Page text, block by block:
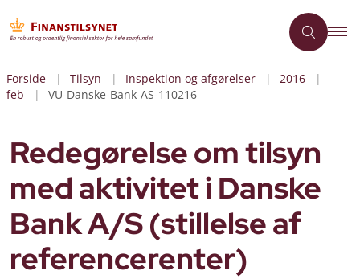
Forside Tilsyn Inspektion og afgørelser
2016
feb
VU-Danske-Bank-AS-110216
Redegørelse om tilsyn
med aktivitet i Danske
Bank A/S (stillelse af
referencerenter)